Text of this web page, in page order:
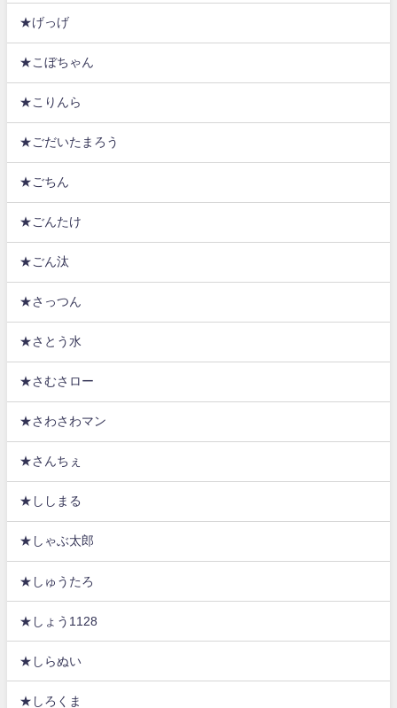
★げっげ
★こぼちゃん
★こりんら
★ごだいたまろう
★ごちん
★ごんたけ
★ごん汰
★さっつん
★さとう水
★さむさロー
★さわさわマン
★さんちぇ
★ししまる
★しゃぶ太郎
★しゅうたろ
★しょう1128
★しらぬい
★しろくま